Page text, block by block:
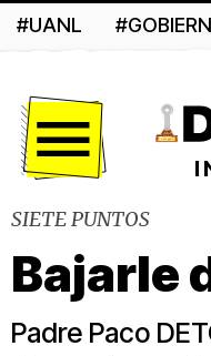
#UANL
SIETE PUNTOS
Bajarle
Padre Paco